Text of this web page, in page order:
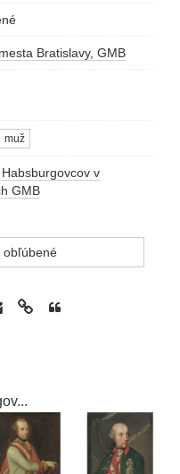
Bratislavy, GMB
muž
v
GMB